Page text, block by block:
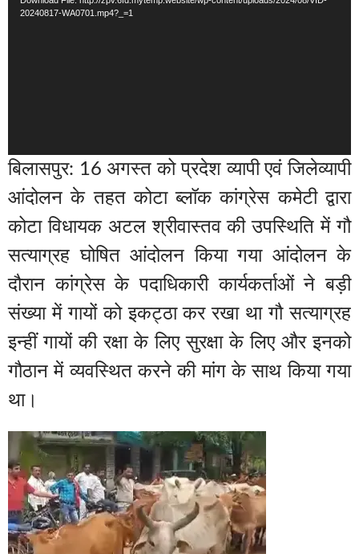
20240817-WA0701.mp4?_=1
बिलासपुर: 16 अगस्त को प्रदेश व्यापी एवं जिलेव्यापी
आंदोलन के तहत कोटा ब्लॉक कांग्रेस कमेटी द्वारा
कोटा विधायक अटल श्रीवास्तव की उपस्थिति में गौ
सत्याग्रह घोषित आंदोलन किया गया आंदोलन के
दौरान कांग्रेस के पदाधिकारी कार्यकर्ताओं ने बड़ी
संख्या में गायों को इकट्ठा कर रखा था गौ सत्याग्रह
इन्हीं गायों की रक्षा के लिए सुरक्षा के लिए और इनको
गौठान में व्यवस्थित करने की मांग के साथ किया गया
था।